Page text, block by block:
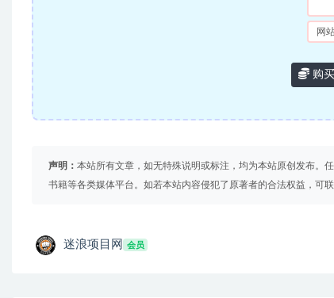
网
购
声明： 本站所有文章，如无特殊说明或标注，均为本站原创发布。
书籍等各类媒体平台。如若本站内容侵犯了原著者的合法权益，可联
迷浪项目网 会员